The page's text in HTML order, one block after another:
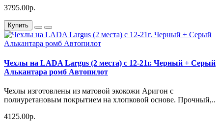
3795.00р.
Купить
Чехлы на LADA Largus (2 места) c 12-21г. Черный + Серый
Алькантара ромб Автопилот
Чехлы изготовлены из матовой экокожи Аригон с
полиуретановым покрытием на хлопковой основе. Прочный,..
4125.00р.